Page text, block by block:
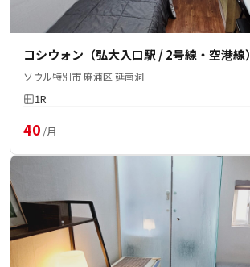
コシウォン（弘大入口駅 / 2号線・空港線）
ソウル特別市 麻浦区 延南洞
1R
40 /月